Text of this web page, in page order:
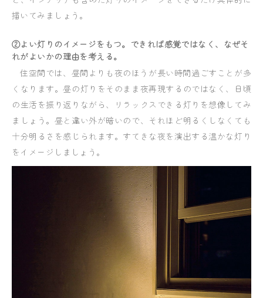
描いてみましょう。
②よい灯りのイメージをもつ。できれば感覚ではなく、なぜそ
れがよいかの理由を考える。
住空間では、昼間よりも夜のほうが長い時間過ごすことが多
くなります。昼の灯りをそのまま夜再現するのではなく、日頃
の生活を振り返りながら、リラックスできる灯りを想像してみ
ましょう。昼と違い外が暗いので、それほど明るくしなくても
十分明るさを感じられます。すてきな夜を演出する温かな灯り
をイメージしましょう。